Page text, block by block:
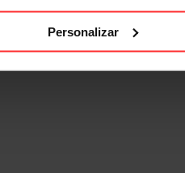
Personalizar